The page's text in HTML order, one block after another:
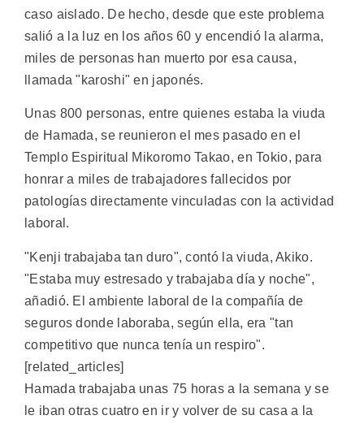
caso aislado. De hecho, desde que este problema
salió a la luz en los años 60 y encendió la alarma,
miles de personas han muerto por esa causa,
llamada "karoshi" en japonés.
Unas 800 personas, entre quienes estaba la viuda
de Hamada, se reunieron el mes pasado en el
Templo Espiritual Mikoromo Takao, en Tokio, para
honrar a miles de trabajadores fallecidos por
patologías directamente vinculadas con la actividad
laboral.
"Kenji trabajaba tan duro", contó la viuda, Akiko.
"Estaba muy estresado y trabajaba día y noche",
añadió. El ambiente laboral de la compañía de
seguros donde laboraba, según ella, era "tan
competitivo que nunca tenía un respiro".
[related_articles]
Hamada trabajaba unas 75 horas a la semana y se
le iban otras cuatro en ir y volver de su casa a la